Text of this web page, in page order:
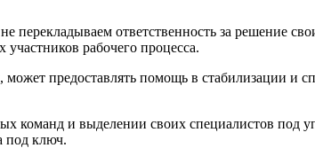
ответственность за решение
рабочего процесса.
предоставлять помощь в стабилизации и
команд и выделении своих специалистов под
под ключ.